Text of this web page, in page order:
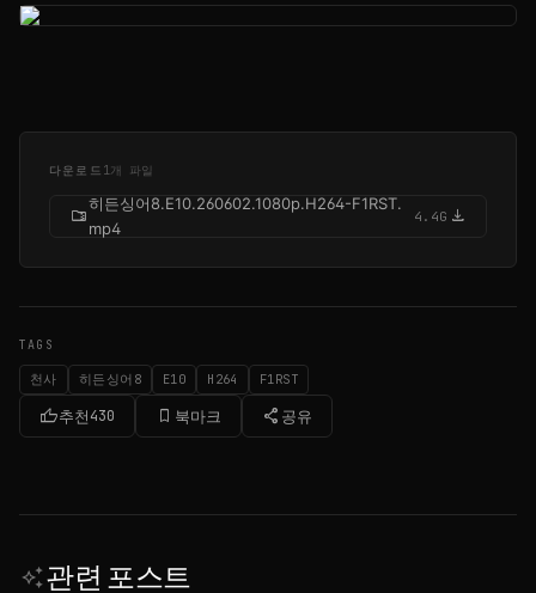
다운로드 1개 파일
folder_zip
히든싱어8.E10.260602.1080p.H264-F1RST.
mp4
4.4G download
TAGS
천사 히든싱어8 E10 H264 F1RST
thumb_up추천430 bookmark_border 북마크 share 공유
auto_awesome관련 포스트